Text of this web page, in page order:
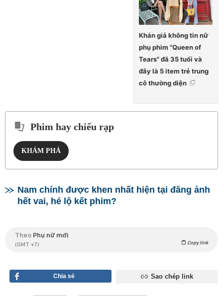
Khán giả không tin nữ
phụ phim "Queen of
Tears" đã 35 tuổi và
đây là 5 item trẻ trung
cô thường diện
Phim hay chiếu rạp
KHÁM PHÁ
Nam chính được khen nhất hiện tại đăng ảnh
hết vai, hé lộ kết phim?
Theo Phụ nữ mới
(GMT +7) Copy link
Chia sẻ Sao chép link